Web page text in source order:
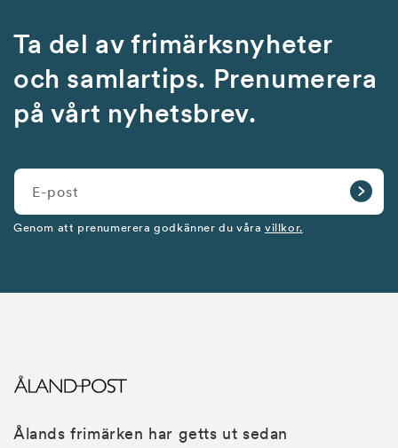
Ta del av frimärksnyheter
och samlartips. Prenumerera
på vårt nyhetsbrev.
E-post
Genom att prenumerera godkänner du våravillkor.
Ålands frimärken har getts ut sedan